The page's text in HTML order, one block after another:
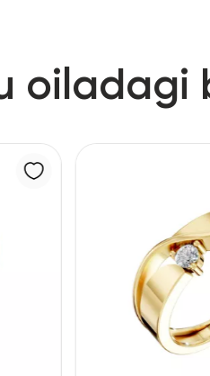
oiladagi